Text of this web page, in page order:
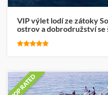
VIP výlet lodí ze zátoky
ostrov a dobrodružství se